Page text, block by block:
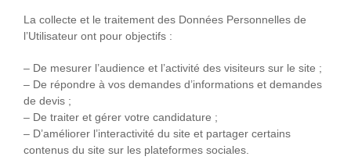
La collecte et le traitement des Données Personnelles de
l’Utilisateur ont pour objectifs :
– De mesurer l’audience et l’activité des visiteurs sur le site ;
– De répondre à vos demandes d’informations et demandes
de devis ;
– De traiter et gérer votre candidature ;
– D’améliorer l’interactivité du site et partager certains
contenus du site sur les plateformes sociales.